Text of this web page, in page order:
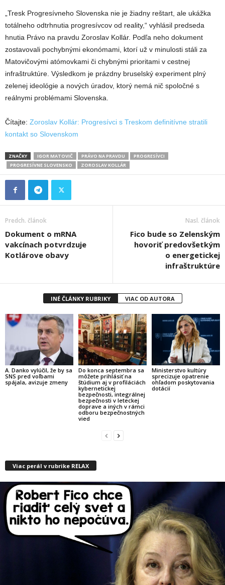
„Tresk Progresívneho Slovenska nie je žiadny reštart, ale ukážka
totálneho odtrhnutia progresívcov od reality,“ vyhlásil predseda
hnutia Právo na pravdu Zoroslav Kollár. Podľa neho dokument
zostavovali pochybnými ekonómami, ktorí už v minulosti stáli za
Matovičovými atómovkami či chybnými prioritami v cestnej
infraštruktúre. Výsledkom je prázdny bruselský experiment plný
zelenej ideológie a nových úradov, ktorý nemá nič spoločné s
reálnymi problémami Slovenska.
Čítajte: Zoroslav Kollár: Progresívci s Treskom definitívne stratili
kontakt so Slovenskom
ZNAČKY IGOR MATOVIČ PRÁVO NA PRAVDU
PROGRESÍVCI
PROGRESÍVNE SLOVENSKO
ZOROSLAV KOLLÁR
Predch. článok
Dokument o mRNA
vakcínach potvrdzuje
Kotlárove obavy
Nasl. článok
Fico bude so Zelenským
hovoriť predovšetkým
o energetickej
infraštruktúre
INÉ ČLÁNKY RUBRIKY VIAC OD AUTORA
A. Danko vylúčil, že by sa
SNS pred voľbami
spájala, avizuje zmeny
Do konca septembra sa
môžete prihlásiť na
štúdium aj v profiláciách
kybernetickej
bezpečnosti, integrálnej
bezpečnosti v leteckej
doprave a iných v rámci
odboru bezpečnostných
vied
Ministerstvo kultúry
sprecizuje opatrenie
ohľadom poskytovania
dotácií
Viac perál v rubrike RELAX